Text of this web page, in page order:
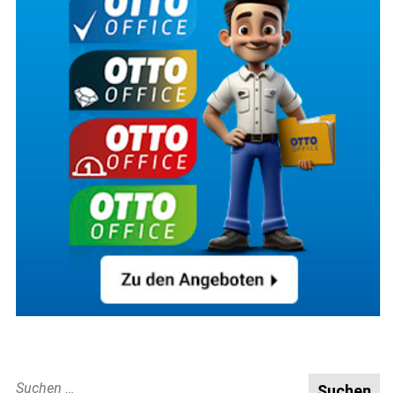
Suche